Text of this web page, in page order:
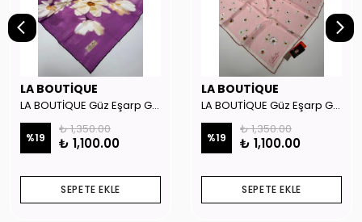
LA BOUTİQUE
LA BOUTİQUE Güz Eşarp GYSE262908
%19
₺ 1,350.00
₺ 1,100.00
SEPETE EKLE
LA BOUTİQUE
LA BOUTİQUE Güz Eşarp GYSE130804
%19
₺ 1,350.00
₺ 1,100.00
SEPETE EKLE